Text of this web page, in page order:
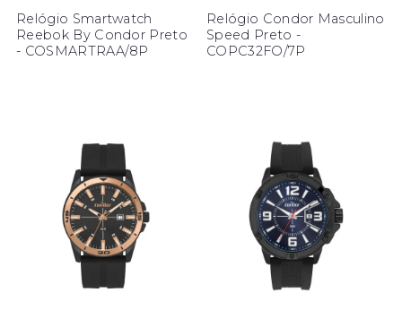
Relógio Smartwatch
Reebok By Condor Preto
- COSMARTRAA/8P
Relógio Condor Masculino
Speed Preto -
COPC32FO/7P